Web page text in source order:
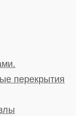
перекрытия